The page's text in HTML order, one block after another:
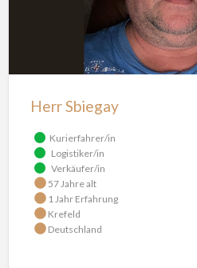
Herr Sbiegay
Kurierfahrer/in
Logistiker/in
Verkäufer/in
57 Jahre alt
1 Jahr Erfahrung
Krefeld
Deutschland